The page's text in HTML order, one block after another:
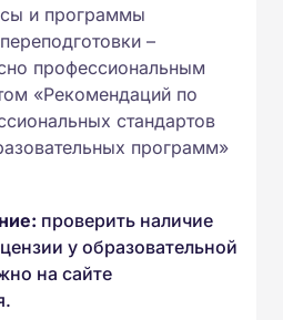
и программы
–
профессиональным
«Рекомендаций по
стандартов
программ»
проверить наличие
у образовательной
на сайте